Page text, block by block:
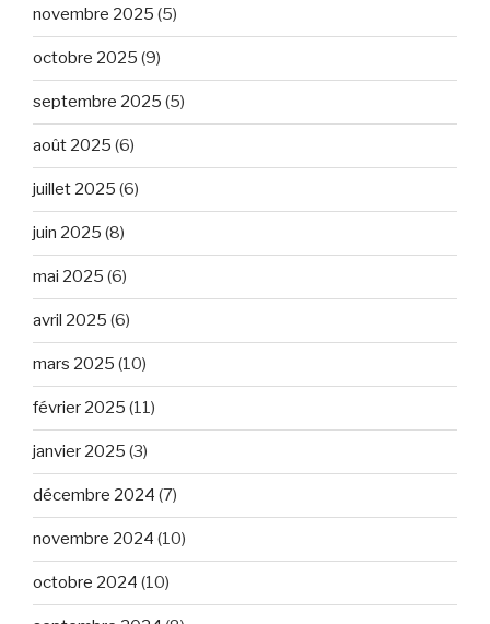
novembre 2025 (5)
octobre 2025 (9)
septembre 2025 (5)
août 2025 (6)
juillet 2025 (6)
juin 2025 (8)
mai 2025 (6)
avril 2025 (6)
mars 2025 (10)
février 2025 (11)
janvier 2025 (3)
décembre 2024 (7)
novembre 2024 (10)
octobre 2024 (10)